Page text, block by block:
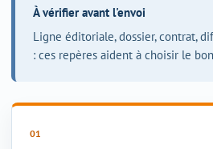
À vérifier avant l'envoi
Ligne éditoriale, dossier, contrat,
: ces repères aident à choisir le